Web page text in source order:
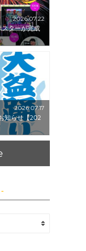
2026.07.22
スターが完成
2026.07.17
知らせ【202